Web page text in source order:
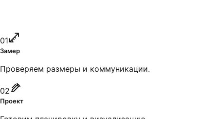
01
Замер
Проверяем размеры и коммуникации.
02
Проект